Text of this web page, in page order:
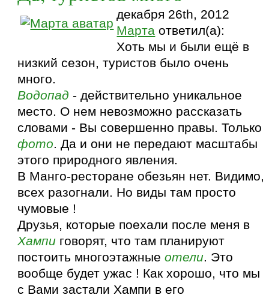
декабря 26th, 2012
Марта ответил(а):
Хоть мы и были ещё в
низкий сезон, туристов было очень
много.
Водопад - действительно уникальное
место. О нем невозможно рассказать
словами - Вы совершенно правы. Только
фото. Да и они не передают масштабы
этого природного явления.
В Манго-ресторане обезьян нет. Видимо,
всех разогнали. Но виды там просто
чумовые !
Друзья, которые поехали после меня в
Хампи говорят, что там планируют
постоить многоэтажныеотели. Это
вообще будет ужас ! Как хорошо, что мы
с Вами застали Хампи в его